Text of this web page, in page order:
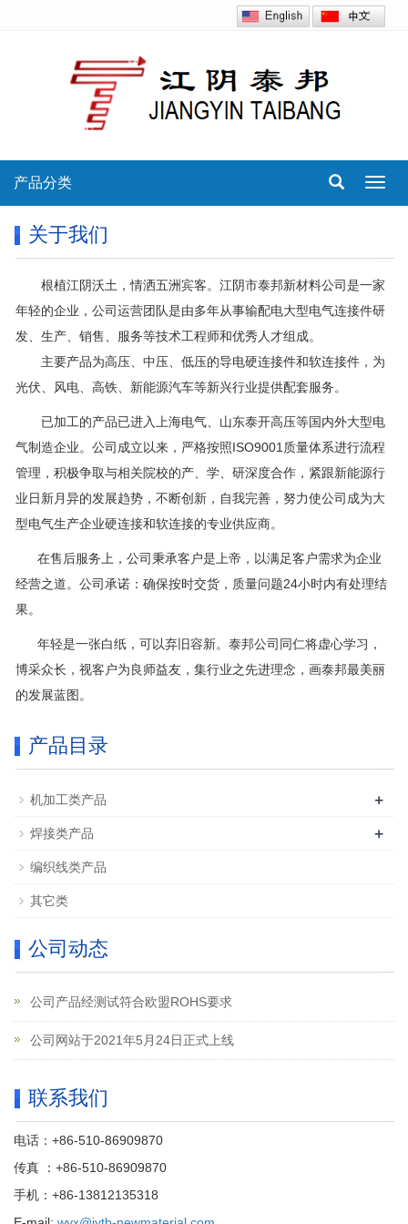
产品分类
关于我们
根植江阴沃土，情洒五洲宾客。江阴市泰邦新材料公司是一家
年轻的企业，公司运营团队是由多年从事输配电大型电气连接件研
发、生产、销售、服务等技术工程师和优秀人才组成。
主要产品为高压、中压、低压的导电硬连接件和软连接件，为
光伏、风电、高铁、新能源汽车等新兴行业提供配套服务。
已加工的产品已进入上海电气、山东泰开高压等国内外大型电
气制造企业。公司成立以来，严格按照ISO9001质量体系进行流程
管理，积极争取与相关院校的产、学、研深度合作，紧跟新能源行
业日新月异的发展趋势，不断创新，自我完善，努力使公司成为大
型电气生产企业硬连接和软连接的专业供应商。
在售后服务上，公司秉承客户是上帝，以满足客户需求为企业
经营之道。公司承诺：确保按时交货，质量问题24小时内有处理结
果。
年轻是一张白纸，可以弃旧容新。泰邦公司同仁将虚心学习，
博采众长，视客户为良师益友，集行业之先进理念，画泰邦最美丽
的发展蓝图。
产品目录
机加工类产品 +
焊接类产品 +
编织线类产品
其它类
公司动态
公司产品经测试符合欧盟ROHS要求
公司网站于2021年5月24日正式上线
联系我们
电话：+86-510-86909870
传真 ：+86-510-86909870
手机：+86-13812135318